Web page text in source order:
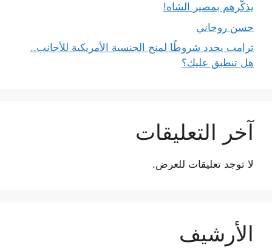
يذكّرهم بمصير الشاه!
حسن روحاني
ترامب يحدد شروطًا لمنح الجنسية الأمريكية للأجانب..
هل تنطبق عليك؟
آخر التعليقات
لا توجد تعليقات للعرض.
الأرشيف